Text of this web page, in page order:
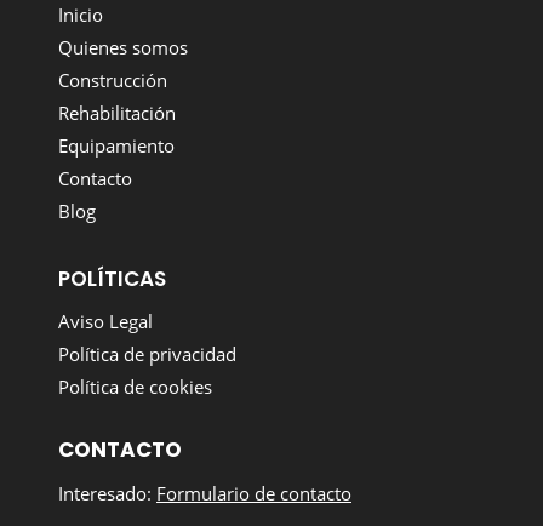
Inicio
Quienes somos
Construcción
Rehabilitación
Equipamiento
Contacto
Blog
POLÍTICAS
Aviso Legal
Política de privacidad
Política de cookies
CONTACTO
Interesado: Formulario de contacto